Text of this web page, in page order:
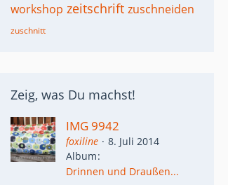
workshop zeitschrift zuschneiden
zuschnitt
Zeig, was Du machst!
IMG 9942
foxiline
8. Juli 2014
Album
Drinnen und Draußen...